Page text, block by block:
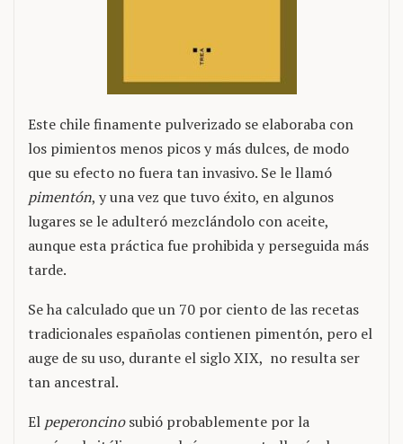
Este chile finamente pulverizado se elaboraba con
los pimientos menos picos y más dulces, de modo
que su efecto no fuera tan invasivo. Se le llamó
pimentón, y una vez que tuvo éxito, en algunos
lugares se le adulteró mezclándolo con aceite,
aunque esta práctica fue prohibida y perseguida más
tarde.
Se ha calculado que un 70 por ciento de las recetas
tradicionales españolas contienen pimentón, pero el
auge de su uso, durante el siglo XIX, no resulta ser
tan ancestral.
El peperoncinosubió probablemente por la